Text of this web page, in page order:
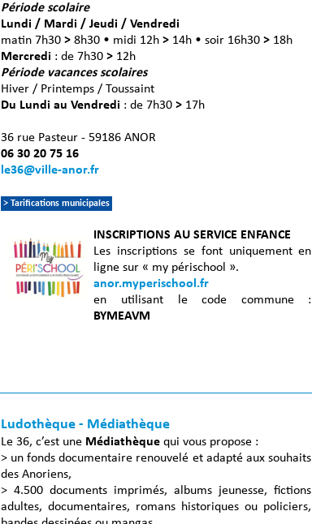
Période scolaire
Lundi / Mardi / Jeudi / Vendredi
matin 7h30 > 8h30 • midi 12h > 14h • soir 16h30 > 18h
Mercredi : de 7h30 > 12h
Période vacances scolaires
Hiver / Printemps / Toussaint
Du Lundi au Vendredi : de 7h30 > 17h
36 rue Pasteur - 59186 ANOR
06 30 20 75 16
le36@ville-anor.fr
> Tarifications municipales
INSCRIPTIONS AU SERVICE ENFANCE
Les inscriptions se font uniquement en
ligne sur « my périschool ».
anor.myperischool.fr
en utilisant le code commune :
BYMEAVM
Ludothèque - Médiathèque
Le 36, c’est une Médiathèquequi vous propose :
> un fonds documentaire renouvelé et adapté aux souhaits
des Anoriens,
> 4.500 documents imprimés, albums jeunesse, fictions
adultes, documentaires, romans historiques ou policiers,